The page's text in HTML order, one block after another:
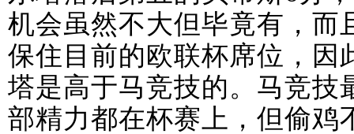
机会虽然不大但毕竟有，而
保住目前的欧联杯席位，因
塔是高于马竞技的。马竞技
部精力都在杯赛上，但偷鸡